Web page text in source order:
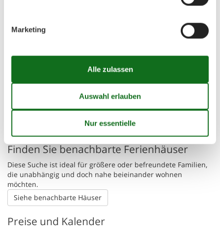
Gemütliches Fachwerkhaus, nur 200 m von Meer, Klippen und
familienfreundlich. Garten mit Trampolin. Im idyllischen
Fischerdorf Årsdale gelegen.
Ferienhaus auf der Karte und
Strand/Meer/See210 m
😎 Sonnenstand
Die angezeigte Position des Ferienhauses könnte ungenau sein. Die
Finden Sie benachbarte Ferienhäuser
Diese Suche ist ideal für größere oder befreundete Familien,
die unabhängig und doch nahe beieinander wohnen
möchten.
Siehe benachbarte Häuser
Preise und Kalender
Marketing